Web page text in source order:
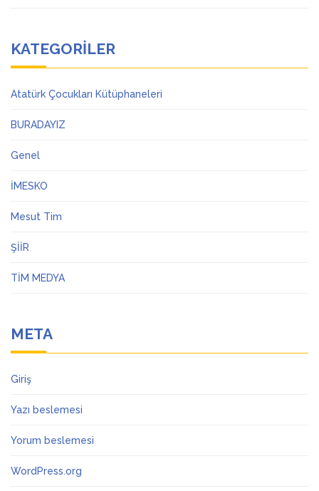
KATEGORILER
Atatürk Çocukları Kütüphaneleri
BURADAYIZ
Genel
İMESKO
Mesut Tim
ŞİİR
TİM MEDYA
META
Giriş
Yazı beslemesi
Yorum beslemesi
WordPress.org